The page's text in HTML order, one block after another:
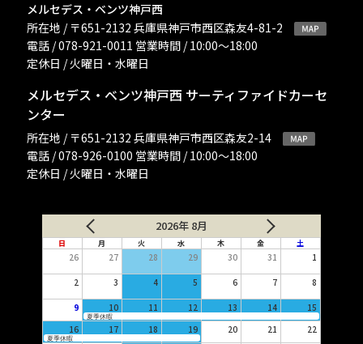
メルセデス・ベンツ神戸西
所在地 / 〒651-2132 兵庫県神戸市西区森友4-81-2
電話 / 078-921-0011 営業時間 / 10:00〜18:00
定休日 / 火曜日・水曜日
メルセデス・ベンツ神戸西 サーティファイドカーセ
ンター
所在地 / 〒651-2132 兵庫県神戸市西区森友2-14
電話 / 078-926-0100 営業時間 / 10:00〜18:00
定休日 / 火曜日・水曜日
2026年 8月
日 月 火 水 木 金 土
26 27 28 29 30 31 1
2 3 4 5 6 7 8
9 10 11 12 13 14 15
夏季休暇
16 17 18 19 20 21 22
夏季休暇